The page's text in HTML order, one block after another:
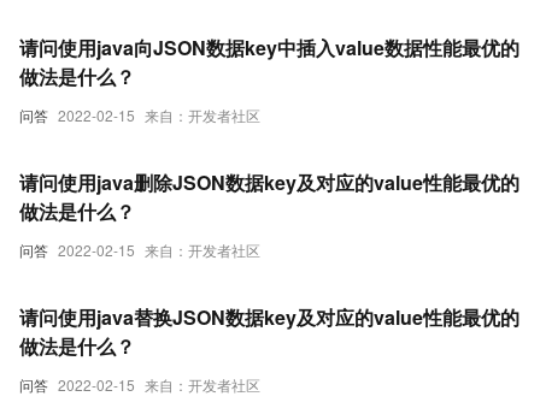
问答 2022-02-15 来自：开发者社区
请问使用java向JSON数据key中插入value数据性能最优的
做法是什么？
问答 2022-02-15 来自：开发者社区
请问使用java删除JSON数据key及对应的value性能最优的
做法是什么？
问答 2022-02-15 来自：开发者社区
请问使用java替换JSON数据key及对应的value性能最优的
做法是什么？